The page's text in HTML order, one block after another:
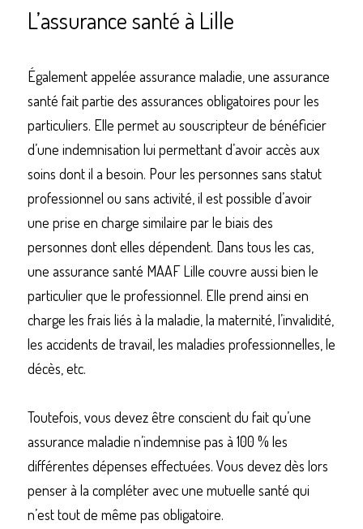
L’assurance santé à Lille
Également appelée assurance maladie, une assurance
santé fait partie des assurances obligatoires pour les
particuliers. Elle permet au souscripteur de bénéficier
d’une indemnisation lui permettant d’avoir accès aux
soins dont il a besoin. Pour les personnes sans statut
professionnel ou sans activité, il est possible d’avoir
une prise en charge similaire par le biais des
personnes dont elles dépendent. Dans tous les cas,
une assurance santé MAAF Lille couvre aussi bien le
particulier que le professionnel. Elle prend ainsi en
charge les frais liés à la maladie, la maternité, l’invalidité,
les accidents de travail, les maladies professionnelles, le
décès, etc.
Toutefois, vous devez être conscient du fait qu’une
assurance maladie n’indemnise pas à 100 % les
différentes dépenses effectuées. Vous devez dès lors
penser à la compléter avec une mutuelle santé qui
n’est tout de même pas obligatoire.